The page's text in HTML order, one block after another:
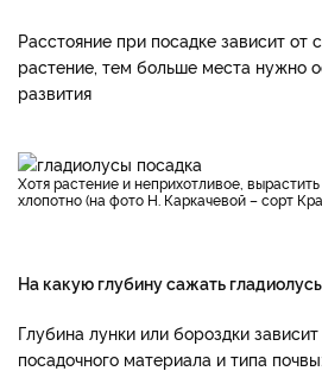
Расстояние при посадке зависит от
растение, тем больше места нужно
развития
Хотя растение и неприхотливое, вырастить роскошного красавца
хлопотно (на фото Н. Каркачевой – сорт
На какую глубину сажать
Глубина лунки или бороздки
посадочного материала и типа